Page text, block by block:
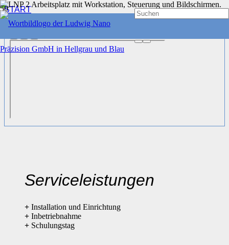
START
WORK SOLUTIONS
Serviceleistungen
+ Installation und Einrichtung
+ Inbetriebnahme
+ Schulungstag